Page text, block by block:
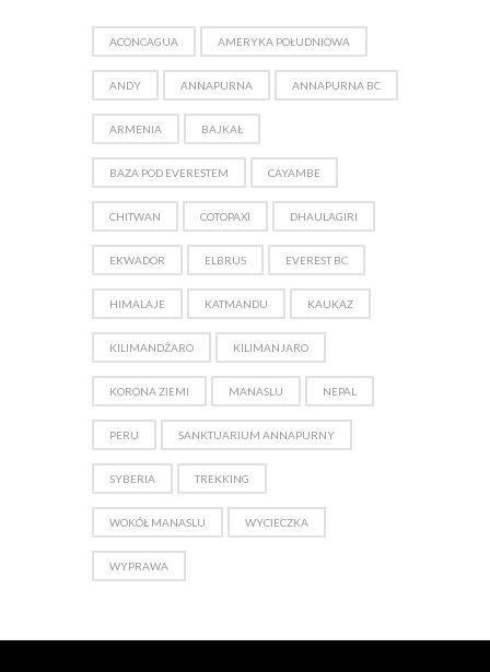
ACONCAGUA AMERYKA POŁUDNIOWA
ANDY ANNAPURNA ANNAPURNA BC
ARMENIA BAJKAŁ
BAZA POD EVERESTEM CAYAMBE
CHITWAN COTOPAXI DHAULAGIRI
EKWADOR ELBRUS EVEREST BC
HIMALAJE KATMANDU KAUKAZ
KILIMANDŻARO KILIMANJARO
KORONA ZIEMI MANASLU NEPAL
PERU SANKTUARIUM ANNAPURNY
SYBERIA TREKKING
WOKÓŁ MANASLU WYCIECZKA
WYPRAWA